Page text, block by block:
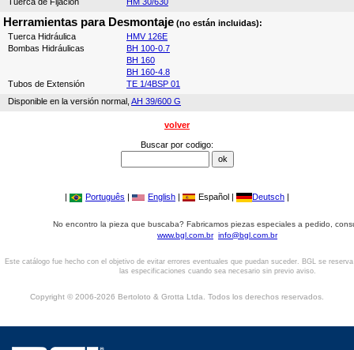
Herramientas para Desmontaje (no están incluidas):
Tuerca Hidráulica
HMV 126E
Bombas Hidráulicas
BH 100-0.7
BH 160
BH 160-4.8
Tubos de Extensión
TE 1/4BSP 01
Disponible en la versión normal, AH 39/600 G
volver
Buscar por codigo:
| Português | English | Español | Deutsch |
No encontro la pieza que buscaba? Fabricamos piezas especiales a pedido,
www.bgl.com.br info@bgl.com.br
Este catálogo fue hecho con el objetivo de evitar errores eventuales que puedan suceder. BGL se
las especificaciones cuando sea necesario sin previo aviso.
Copyright © 2006-2026 Bertoloto & Grotta Ltda. Todos los derechos reservados.